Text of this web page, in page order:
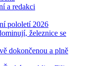
a redakci
pololetí 2026
železnice se
dokončenou a plně